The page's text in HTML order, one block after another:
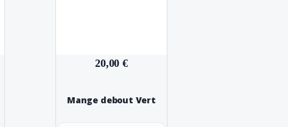
20,00 €
Mange debout Vert